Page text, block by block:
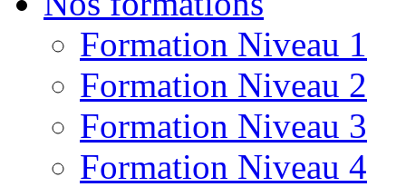
Formation Niveau 1
Formation Niveau 2
Formation Niveau 3
Formation Niveau 4